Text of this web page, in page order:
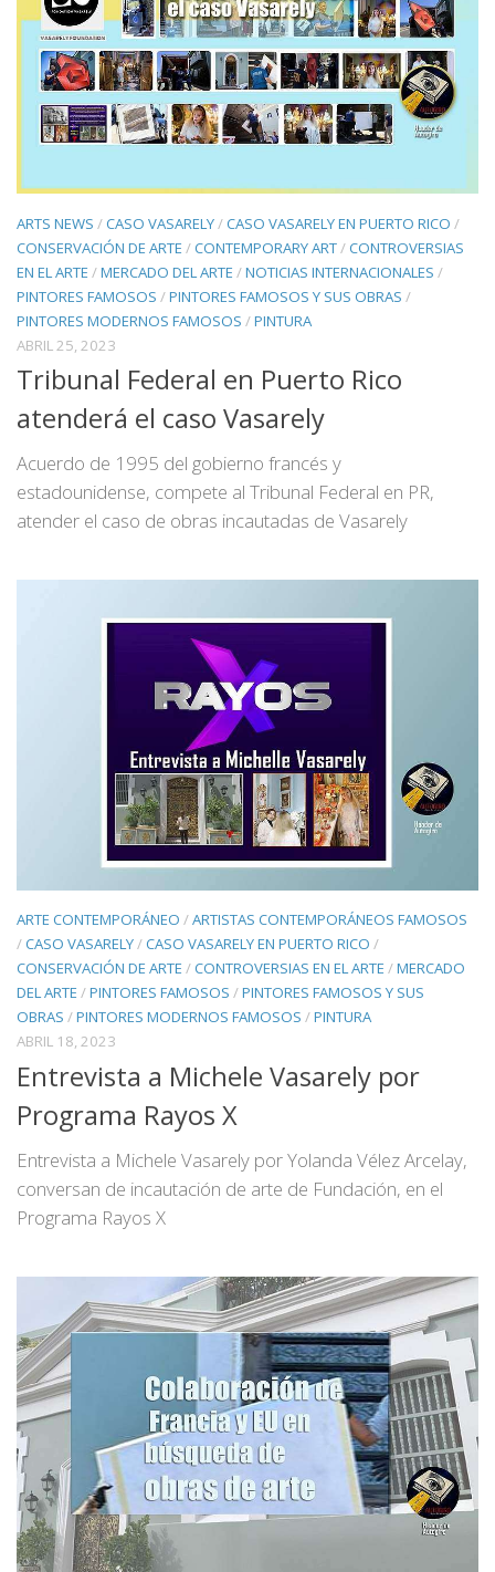
ARTS NEWS /CASO VASARELY /CASO VASARELY EN PUERTO RICO /
CONSERVACIÓN DE ARTE /CONTEMPORARY ART /CONTROVERSIAS
EN EL ARTE /MERCADO DEL ARTE /NOTICIAS INTERNACIONALES /
PINTORES FAMOSOS /PINTORES FAMOSOS Y SUS OBRAS /
PINTORES MODERNOS FAMOSOS /PINTURA
ABRIL 25, 2023
Tribunal Federal en Puerto Rico
atenderá el caso Vasarely
Acuerdo de 1995 del gobierno francés y
estadounidense, compete al Tribunal Federal en PR,
atender el caso de obras incautadas de Vasarely
ARTE CONTEMPORÁNEO /ARTISTAS CONTEMPORÁNEOS FAMOSOS
/CASO VASARELY/CASO VASARELY EN PUERTO RICO /
CONSERVACIÓN DE ARTE /CONTROVERSIAS EN EL ARTE /MERCADO
DEL ARTE /PINTORES FAMOSOS /PINTORES FAMOSOS Y SUS
OBRAS /PINTORES MODERNOS FAMOSOS /PINTURA
ABRIL 18, 2023
Entrevista a Michele Vasarely por
Programa Rayos X
Entrevista a Michele Vasarely por Yolanda Vélez Arcelay,
conversan de incautación de arte de Fundación, en el
Programa Rayos X